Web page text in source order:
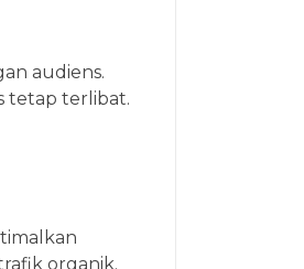
audiens.
tetap terlibat.
organik.